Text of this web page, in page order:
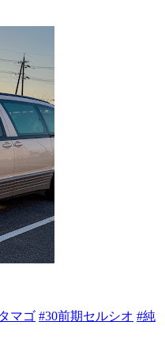
マゴ #30前期セルシオ #純